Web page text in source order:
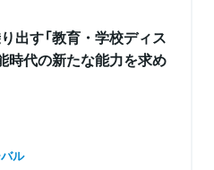
出す「教育・学校ディス
時代の新たな能力を求め
ル